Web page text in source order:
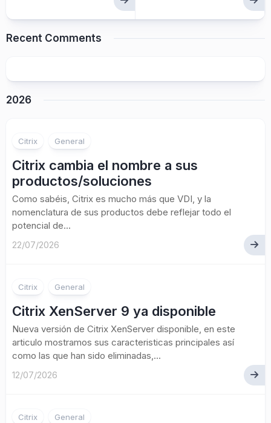
Recent Comments
2026
Citrix General
Citrix cambia el nombre a sus
productos/soluciones
Como sabéis, Citrix es mucho más que VDI, y la
nomenclatura de sus productos debe reflejar todo el
potencial de...
22/07/2026
Citrix General
Citrix XenServer 9 ya disponible
Nueva versión de Citrix XenServer disponible, en este
articulo mostramos sus caracteristicas principales así
como las que han sido eliminadas,...
12/07/2026
Citrix General